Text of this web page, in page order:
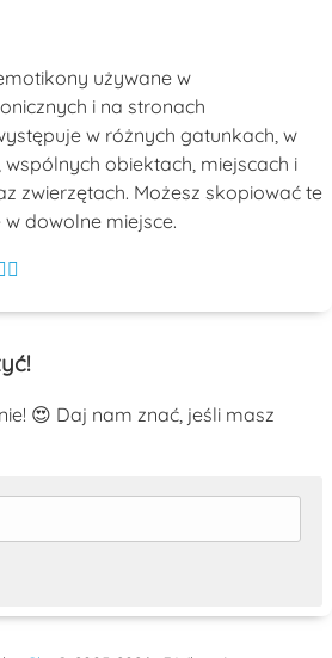
używane w
i na stronach
w różnych gatunkach, w
obiektach, miejscach i
zwierzętach. Możesz skopiować te
dowolne miejsce.
😍 Daj nam znać, jeśli masz